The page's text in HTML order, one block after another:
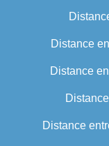
Distance
Distance
Distance